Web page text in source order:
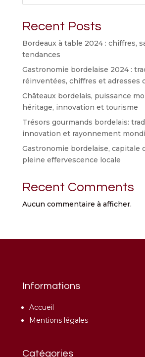
Recent Posts
Bordeaux à table 2024 : chiffres,
tendances
Gastronomie bordelaise 2024 :
réinventées, chiffres et adresses
Châteaux bordelais, puissance
héritage, innovation et tourisme
Trésors gourmands bordelais:
innovation et rayonnement
Gastronomie bordelaise, capitale
pleine effervescence locale
Recent Comments
Aucun commentaire à afficher.
Informations
Accueil
Mentions légales
Catégories